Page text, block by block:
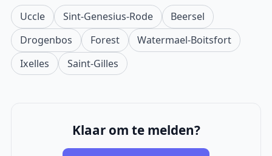
Uccle Sint-Genesius-Rode
Beersel
Drogenbos
Forest
Watermael-Boitsfort
Ixelles
Saint-Gilles
Klaar om te melden?